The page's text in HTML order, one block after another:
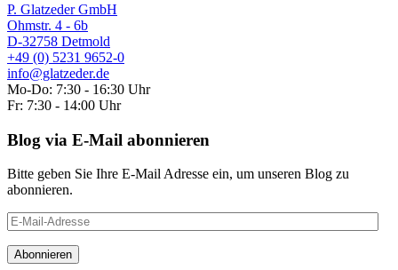
P. Glatzeder GmbH
Ohmstr. 4 - 6b
D-32758 Detmold
+49 (0) 5231 9652-0
info@glatzeder.de
Mo-Do: 7:30 - 16:30 Uhr
Fr: 7:30 - 14:00 Uhr
Blog via E-Mail abonnieren
Bitte geben Sie Ihre E-Mail Adresse ein, um unseren Blog zu
abonnieren.
E-
Mail-
Adresse
Abonnieren